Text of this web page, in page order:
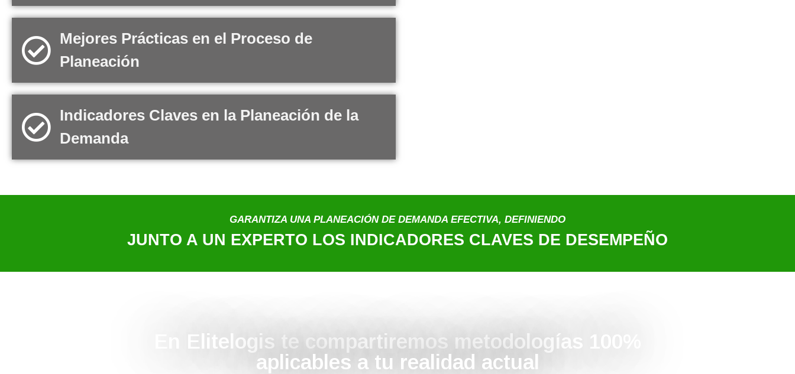
Mejores Prácticas en el Proceso de
Planeación
Indicadores Claves en la Planeación de la
Demanda
GARANTIZA UNA PLANEACIÓN DE DEMANDA EFECTIVA, DEFINIENDO
JUNTO A UN EXPERTO LOS INDICADORES CLAVES DE DESEMPEÑO
En Elitelogis te compartiremos metodologías 100%
aplicables a tu realidad actual